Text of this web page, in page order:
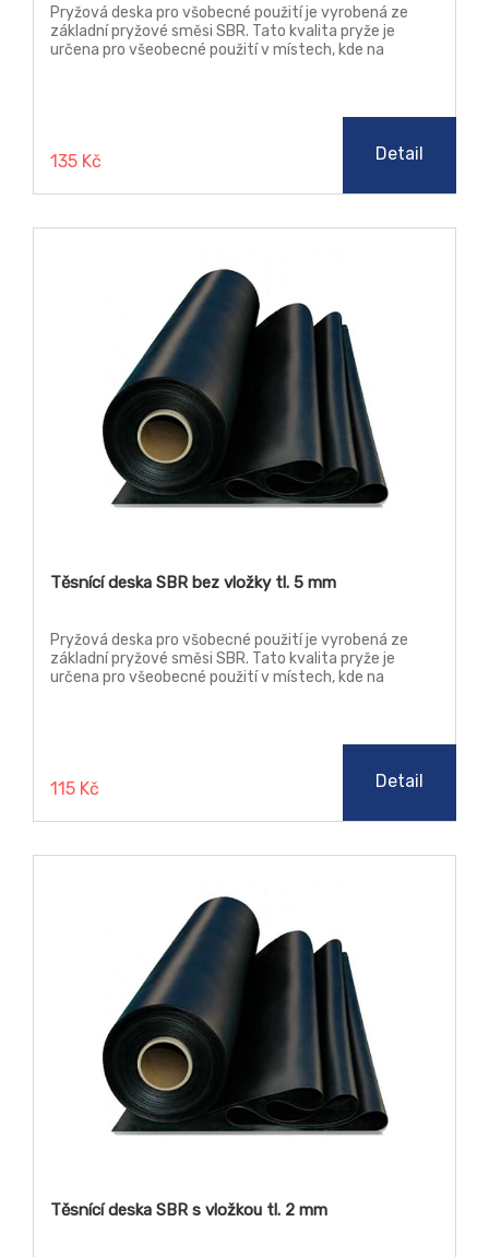
Pryžová deska pro všobecné použití je vyrobená ze
základní pryžové směsi SBR. Tato kvalita pryže je
určena pro všeobecné použití v místech, kde na
135 Kč Detail
Těsnící deska SBR bez vložky tl. 5 mm
Pryžová deska pro všobecné použití je vyrobená ze
základní pryžové směsi SBR. Tato kvalita pryže je
určena pro všeobecné použití v místech, kde na
115 Kč Detail
Těsnící deska SBR s vložkou tl. 2 mm